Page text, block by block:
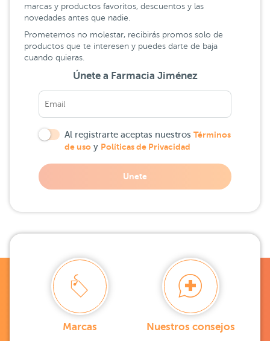
marcas y productos favoritos, descuentos y las
novedades antes que nadie.
Prometemos no molestar, recibirás promos solo de
productos que te interesen y puedes darte de baja
cuando quieras.
Únete a Farmacia Jiménez
Al registrarte aceptas nuestros Términos
de uso y Políticas de Privacidad
Unete
Marcas Nuestros consejos